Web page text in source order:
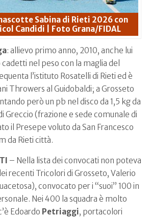
Sabina di Rieti 2026 con
Candidi | Foto Grana/FIDAL
: allievo primo anno, 2010, anche lui
nel peso con la maglia del
l’istituto Rosatelli di Rieti ed è
Throwers al Guidobaldi; a Grosseto
però un pb nel disco da 1,5 kg da
Greccio (frazione e sede comunale di
il Presepe voluto da San Francesco
da Rieti città.
– Nella lista dei convocati non poteva
recenti Tricolori di Grosseto, Valerio
convocato per i “suoi” 100 in
Nei 400 la squadra è molto
Edoardo Petriaggi, portacolori